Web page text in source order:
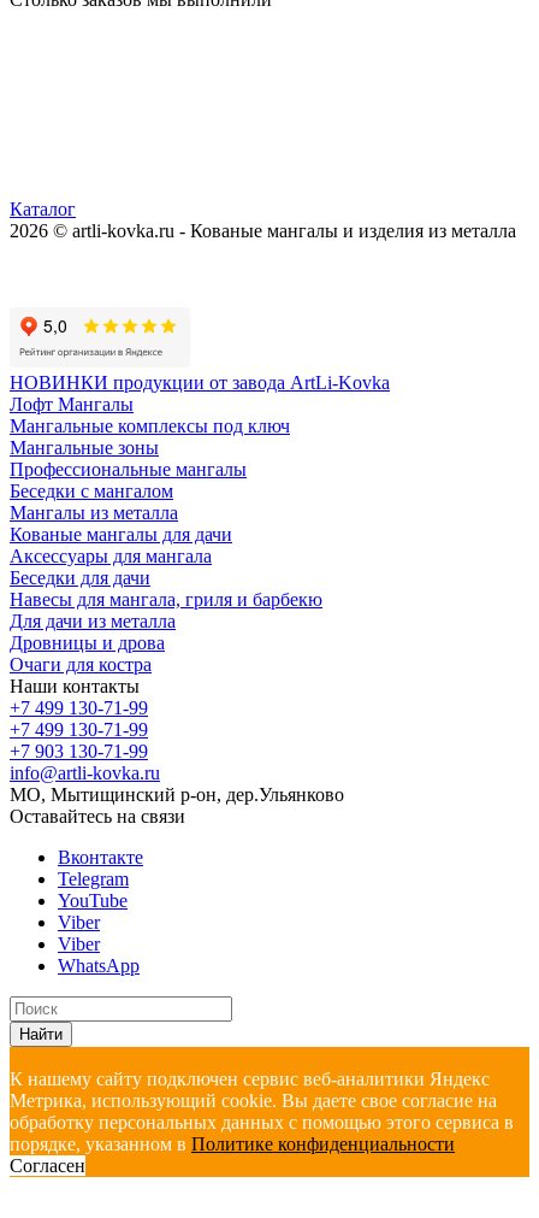
Каталог
2026 © artli-kovka.ru - Кованые мангалы и изделия из металла
НОВИНКИ продукции от завода ArtLi-Kovka
Лофт Мангалы
Мангальные комплексы под ключ
Мангальные зоны
Профессиональные мангалы
Беседки с мангалом
Мангалы из металла
Кованые мангалы для дачи
Аксессуары для мангала
Беседки для дачи
Навесы для мангала, гриля и барбекю
Для дачи из металла
Дровницы и дрова
Очаги для костра
Наши контакты
+7 499 130-71-99
+7 499 130-71-99
+7 903 130-71-99
info@artli-kovka.ru
МО, Мытищинский р-он, дер.Ульянково
Оставайтесь на связи
Вконтакте
Telegram
YouTube
Viber
Viber
WhatsApp
Найти
К нашему сайту подключен сервис веб-аналитики Яндекс
Метрика, использующий cookie. Вы даете свое согласие на
обработку персональных данных с помощью этого сервиса в
порядке, указанном в Политике конфиденциальности
Согласен